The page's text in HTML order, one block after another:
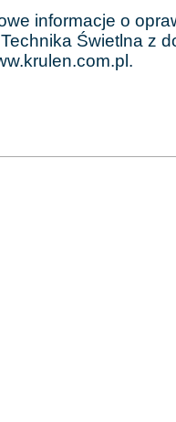
informacje o
Świetlna z